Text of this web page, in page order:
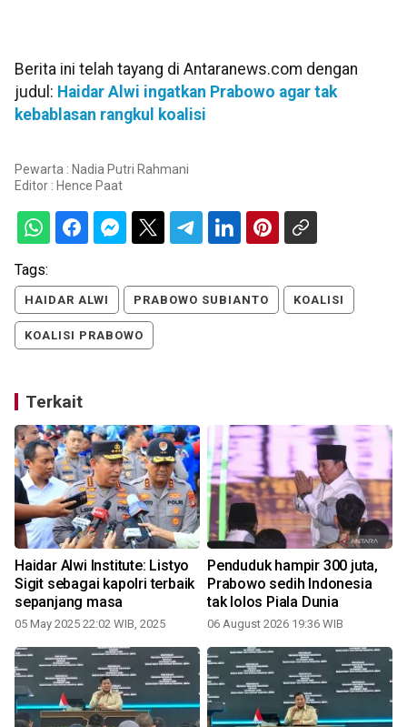
Berita ini telah tayang di Antaranews.com dengan
judul: Haidar Alwi ingatkan Prabowo agar tak
kebablasan rangkul koalisi
Pewarta : Nadia Putri Rahmani
Editor : Hence Paat
Tags:
HAIDAR ALWI PRABOWO SUBIANTO KOALISI
KOALISI PRABOWO
Terkait
Haidar Alwi Institute: Listyo
Sigit sebagai kapolri terbaik
sepanjang masa
05 May 2025 22:02 WIB, 2025
Penduduk hampir 300 juta,
Prabowo sedih Indonesia
tak lolos Piala Dunia
06 August 2026 19:36 WIB